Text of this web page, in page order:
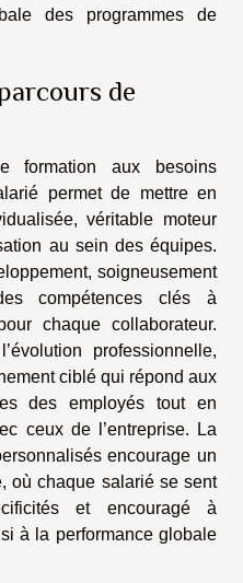
des programmes de
de
formation aux besoins
permet de mettre en
véritable moteur
au sein des équipes.
soigneusement
compétences clés à
chaque collaborateur.
professionnelle,
ciblé qui répond aux
des employés tout en
ceux de l’entreprise. La
encourage un
où chaque salarié se sent
et encouragé à
à la performance globale